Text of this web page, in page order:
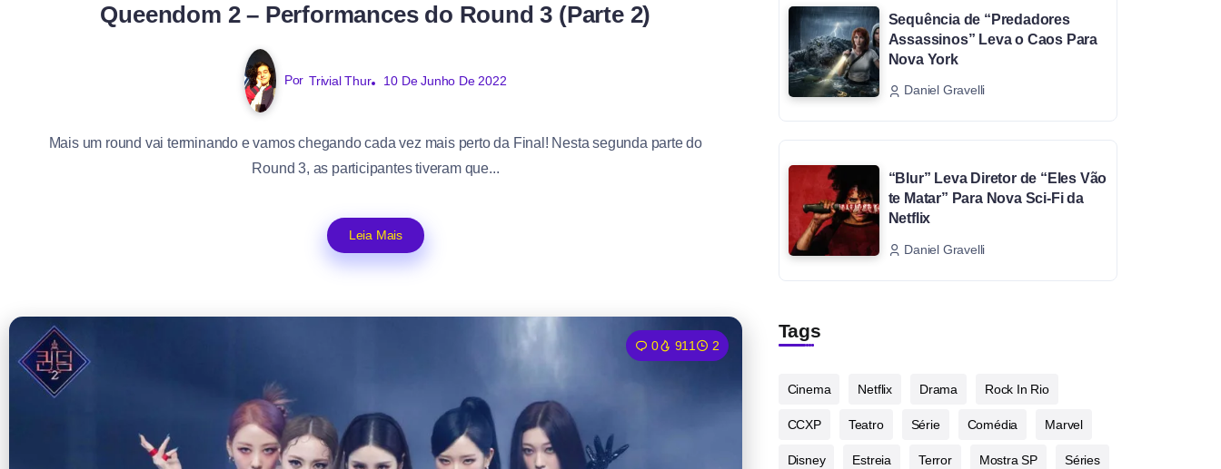
Queendom 2 – Performances do Round 3 (Parte 2)
Por Trivial Thur 10 De Junho De 2022
Mais um round vai terminando e vamos chegando cada vez mais perto da Final! Nesta segunda parte do
Round 3, as participantes tiveram que...
Leia Mais
0 911 2
Sequência de “Predadores
Assassinos” Leva o Caos Para
Nova York
Daniel Gravelli
“Blur” Leva Diretor de “Eles Vão
te Matar” Para Nova Sci-Fi da
Netflix
Daniel Gravelli
Tags
Cinema Netflix Drama Rock In Rio
CCXP Teatro Série Comédia Marvel
Disney Estreia Terror Mostra SP Séries